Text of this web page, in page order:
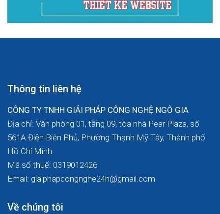
Thông tin liên hệ
CÔNG TY TNHH GIẢI PHÁP CÔNG NGHỆ NGÔ GIA
Địa chỉ: Văn phòng 01, tầng 09, tòa nhà Pear Plaza, số
561A Điện Biên Phủ, Phường Thạnh Mỹ Tây, Thành phố
Hồ Chí Minh
Mã số thuế: 0319012426
Email: giaiphapcongnghe24h@gmail.com
Về chúng tôi